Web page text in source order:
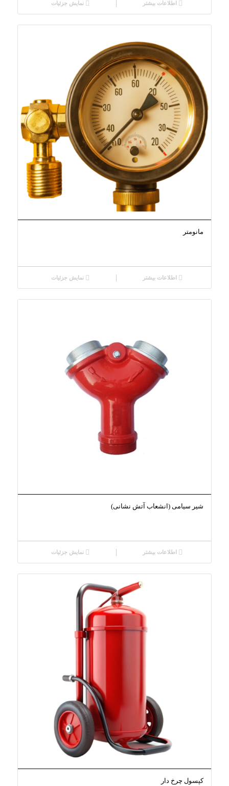
اطلاعات بیشتر نمایش جزئیات
مانومتر
اطلاعات بیشتر نمایش جزئیات
شیر سیامی (انشعاب آتش نشانی)
اطلاعات بیشتر نمایش جزئیات
کپسول چرخ دار